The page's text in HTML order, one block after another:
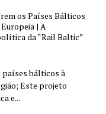
os Países Bálticos
| A
da “Rail Baltic”
bálticos à
Este projeto
e...